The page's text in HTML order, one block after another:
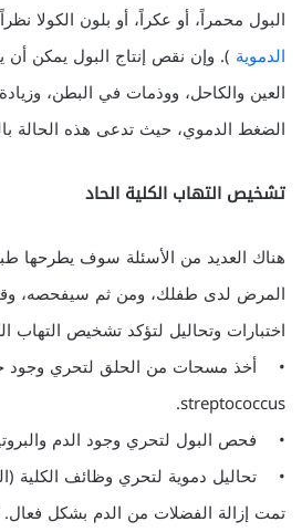
البول محمراً، أو عكراً، أو بلون الكولا
الدموية ). وإن نقص إنتاج البول يمكن أن
العين والكاحل، ووذمات في البطن،
الضغط الدموي، حيث تدعى هذه الحالة
تشخيص التهاب الكلية الحاد
هناك العديد من الأسئلة سوف يطرحها
المرض لدى طفلك، ومن ثم سيفحصه، وقد
اختبارات وتحاليل لتؤكد تشخيص التهاب
• أخذ مسحات من الحلق لتحري وجود
streptococcus.
• فحص البول لتحري وجود الدم
• تحاليل دموية لتحري وظائف الكلية
تمت إزالة الفضلات من الدم بشكل فعال.